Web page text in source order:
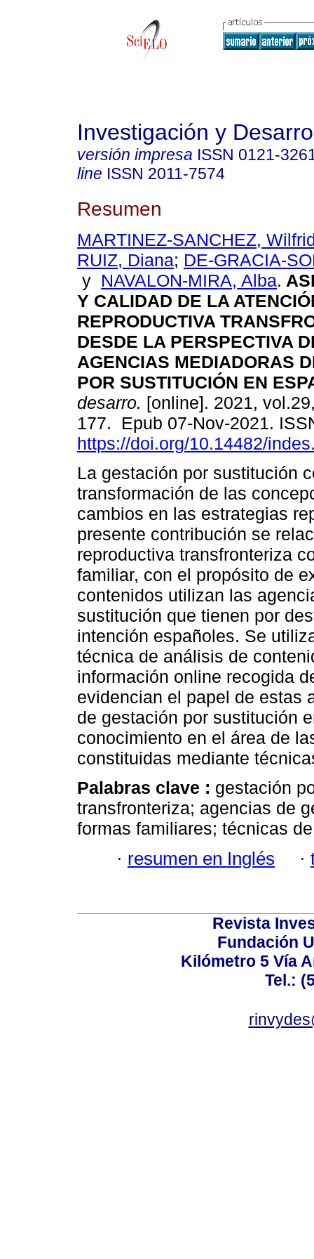
Investigación y
versión impresa ISSN 0121-
line ISSN 2011-7574
Resumen
MARTINEZ-SANCHEZ,
RUIZ, Diana; DE-GRACIA-
y NAVALON-MIRA, Alba.
Y CALIDAD DE LA
REPRODUCTIVA
DESDE LA PERSPECTIVA
AGENCIAS MEDIADORAS
POR SUSTITUCIÓN EN
desarro. [online]. 2021,
177. Epub 07-Nov-2021.
https://doi.org/10.14482/
La gestación por sustitución
transformación de las
cambios en las estrategias
presente contribución se
reproductiva transfronteriza
familiar, con el propósito de
contenidos utilizan las
sustitución que tienen por
intención españoles. Se
técnica de análisis de
información online recogida
evidencian el papel de estas
de gestación por sustitución
conocimiento en el área de
constituidas mediante
Palabras clave : gestación
transfronteriza; agencias de
formas familiares; técnicas
· resumen en Inglés ·
Revista
Fundación
Kilómetro 5 Vía
Tel.: